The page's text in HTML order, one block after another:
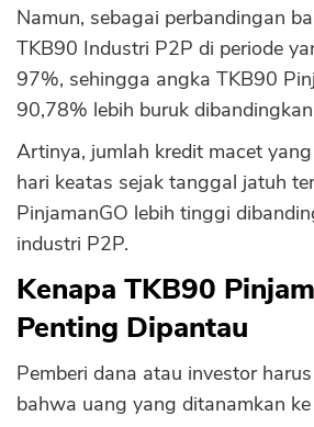
Namun, sebagai perbandingan
TKB90 Industri P2P di periode
97%, sehingga angka TKB90
90,78% lebih buruk
Artinya, jumlah kredit macet
hari keatas sejak tanggal jatuh
PinjamanGO lebih tinggi
industri P2P.
Kenapa TKB90
Penting Dipantau
Pemberi dana atau investor
bahwa uang yang ditanamkan